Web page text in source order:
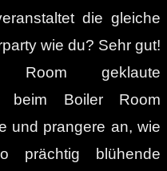
die gleiche
wie du? Sehr gut!
geklaute
beim Boiler Room
und prangere an, wie
prächtig blühende